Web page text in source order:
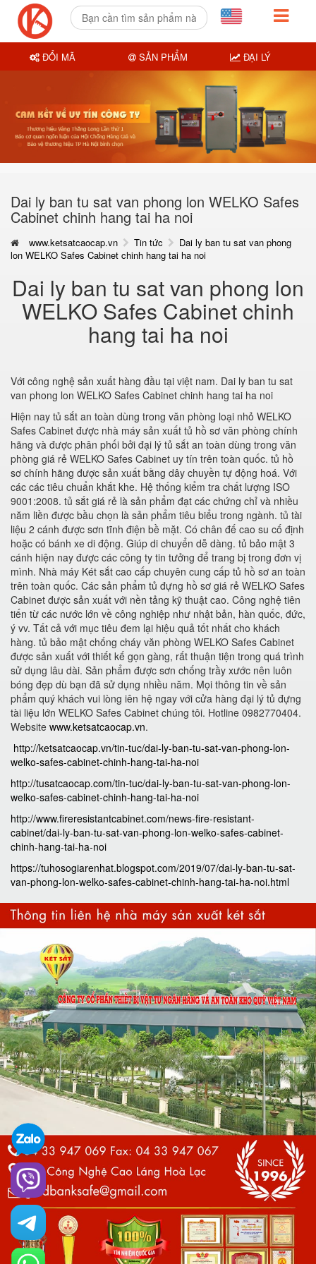
Dai ly ban tu sat van phong lon WELKO Safes
Cabinet chinh hang tai ha noi
www.ketsatcaocap.vn Tin tức
Dai ly ban tu sat van phong
lon WELKO Safes Cabinet chinh hang tai ha noi
Dai ly ban tu sat van phong lon
WELKO Safes Cabinet chinh
hang tai ha noi
Với công nghệ sản xuất hàng đầu tại việt nam. Dai ly ban tu sat
van phong lon WELKO Safes Cabinet chinh hang tai ha noi
Hiện nay tủ sắt an toàn dùng trong văn phòng loại nhỏ WELKO
Safes Cabinet được nhà máy sản xuất tủ hồ sơ văn phòng chính
hãng và được phân phối bởi đại lý tủ sắt an toàn dùng trong văn
phòng giá rẻ WELKO Safes Cabinet uy tín trên toàn quốc. tủ hồ
sơ chính hãng được sản xuất bằng dây chuyền tự động hoá. Với
các các tiêu chuẩn khắt khe. Hệ thống kiểm tra chất lượng ISO
9001:2008. tủ sắt giá rẻ là sản phẩm đạt các chứng chỉ và nhiều
năm liền được bầu chọn là sản phẩm tiêu biểu trong ngành. tủ tài
liệu 2 cánh được sơn tĩnh điện bề mặt. Có chân đế cao su cố định
hoặc có bánh xe di động. Giúp di chuyển dễ dàng. tủ bảo mật 3
cánh hiện nay được các công ty tin tưởng để trang bị trong đơn vị
mình. Nhà máy Két sắt cao cấp chuyên cung cấp tủ hồ sơ an toàn
trên toàn quốc. Các sản phẩm tủ đựng hồ sơ giá rẻ WELKO Safes
Cabinet được sản xuất với nền tảng kỹ thuật cao. Công nghệ tiên
tiến từ các nước lớn về công nghiệp như nhật bản, hàn quốc, đức,
ý vv. Tất cả với mục tiêu đem lại hiệu quả tốt nhất cho khách
hàng. tủ bảo mật chống cháy văn phòng WELKO Safes Cabinet
được sản xuất với thiết kế gọn gàng, rất thuận tiện trong quá trình
sử dụng lâu dài. Sản phẩm được sơn chống trầy xước nên luôn
bóng đẹp dù bạn đã sử dụng nhiều năm. Mọi thông tin về sản
phẩm quý khách vui lòng iên hệ ngay với cửa hàng đại lý tủ đựng
tài liệu lớn WELKO Safes Cabinet chúng tôi. Hotline 0982770404.
Website www.ketsatcaocap.vn.
http://ketsatcaocap.vn/tin-tuc/dai-ly-ban-tu-sat-van-phong-lon-
welko-safes-cabinet-chinh-hang-tai-ha-noi
http://tusatcaocap.com/tin-tuc/dai-ly-ban-tu-sat-van-phong-lon-
welko-safes-cabinet-chinh-hang-tai-ha-noi
http://www.fireresistantcabinet.com/news-fire-resistant-
cabinet/dai-ly-ban-tu-sat-van-phong-lon-welko-safes-cabinet-
chinh-hang-tai-ha-noi
https://tuhosogiarenhat.blogspot.com/2019/07/dai-ly-ban-tu-sat-
van-phong-lon-welko-safes-cabinet-chinh-hang-tai-ha-noi.html
ĐỔI MÃ SẢN PHẨM ĐẠI LÝ